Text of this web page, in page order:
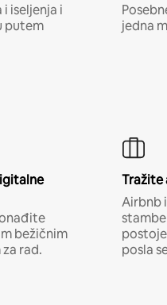
iseljenja i
putem
jedna
bežičnim
rad.
Tražite
Airbnb
posla